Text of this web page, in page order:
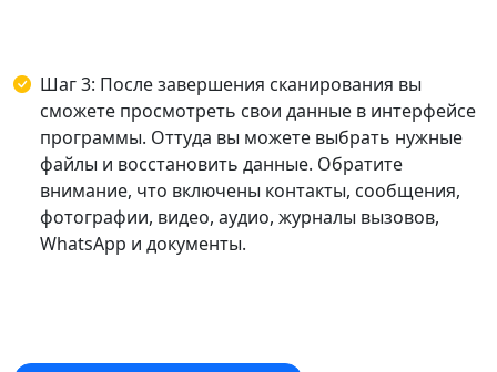
Шаг 3: После завершения сканирования вы
сможете просмотреть свои данные в интерфейсе
программы. Оттуда вы можете выбрать нужные
файлы и восстановить данные. Обратите
внимание, что включены контакты, сообщения,
фотографии, видео, аудио, журналы вызовов,
WhatsApp и документы.